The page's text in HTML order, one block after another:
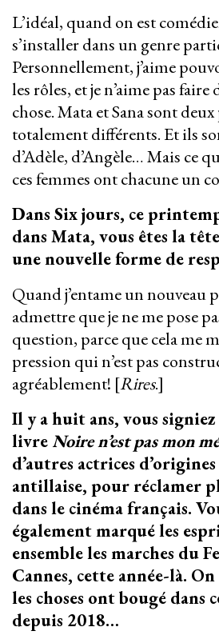
L’idéal, quand on est
s’installer dans un genre
Personnellement, j’aime
les rôles, et je n’aime pas
chose. Mata et Sana sont
totalement différents. Et ils
d’Adèle, d’Angèle… Mais ce
ces femmes ont chacune un
Dans Six jours, ce
dans Mata, vous êtes la
une nouvelle forme de
Quand j’entame un nouveau
admettre que je ne me pose
question, parce que cela me
pression qui n’est pas
agréablement! [Rires.]
Il y a huit ans, vous
livre Noire n’est pas mon
d’autres actrices
antillaise, pour réclamer
dans le cinéma français.
également marqué les
ensemble les marches du
Cannes, cette année-là.
les choses ont bougé dans
depuis 2018…